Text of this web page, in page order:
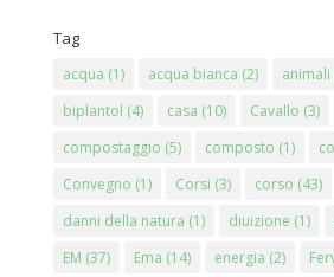
Tag
acqua (1) acqua bianca (2) animali
biplantol (4) casa (10) Cavallo (3)
compostaggio (5) composto (1)
Convegno (1) Corsi (3) corso (43)
danni della natura (1) diuizione (1)
EM (37) Ema (14) energia (2)